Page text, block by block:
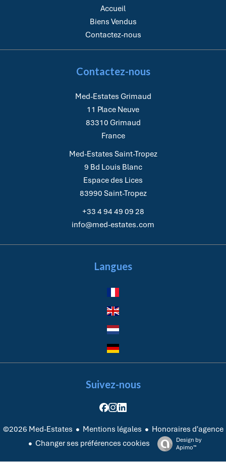
Accueil
Biens Vendus
Contactez-nous
Contactez-nous
Med-Estates Grimaud
11 Place Neuve
83310 Grimaud
France
Med-Estates Saint-Tropez
9 Bd Louis Blanc
Espace des Lices
83990 Saint-Tropez
+33 4 94 49 09 28
info@med-estates.com
Langues
Suivez-nous
©2026 Med-Estates Mentions légales
Honoraires d'agence
Changer ses préférences cookies
Design by
Apimo™